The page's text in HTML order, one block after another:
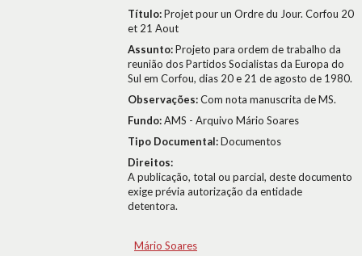
Título:Projet pour un Ordre du Jour. Corfou 20
et 21 Aout
Assunto:Projeto para ordem de trabalho da
reunião dos Partidos Socialistas da Europa do
Sul em Corfou, dias 20 e 21 de agosto de 1980.
Observações:Com nota manuscrita de MS.
Fundo:AMS - Arquivo Mário Soares
Tipo Documental:Documentos
Direitos:
A publicação, total ou parcial, deste documento
exige prévia autorização da entidade
detentora.
Mário Soares